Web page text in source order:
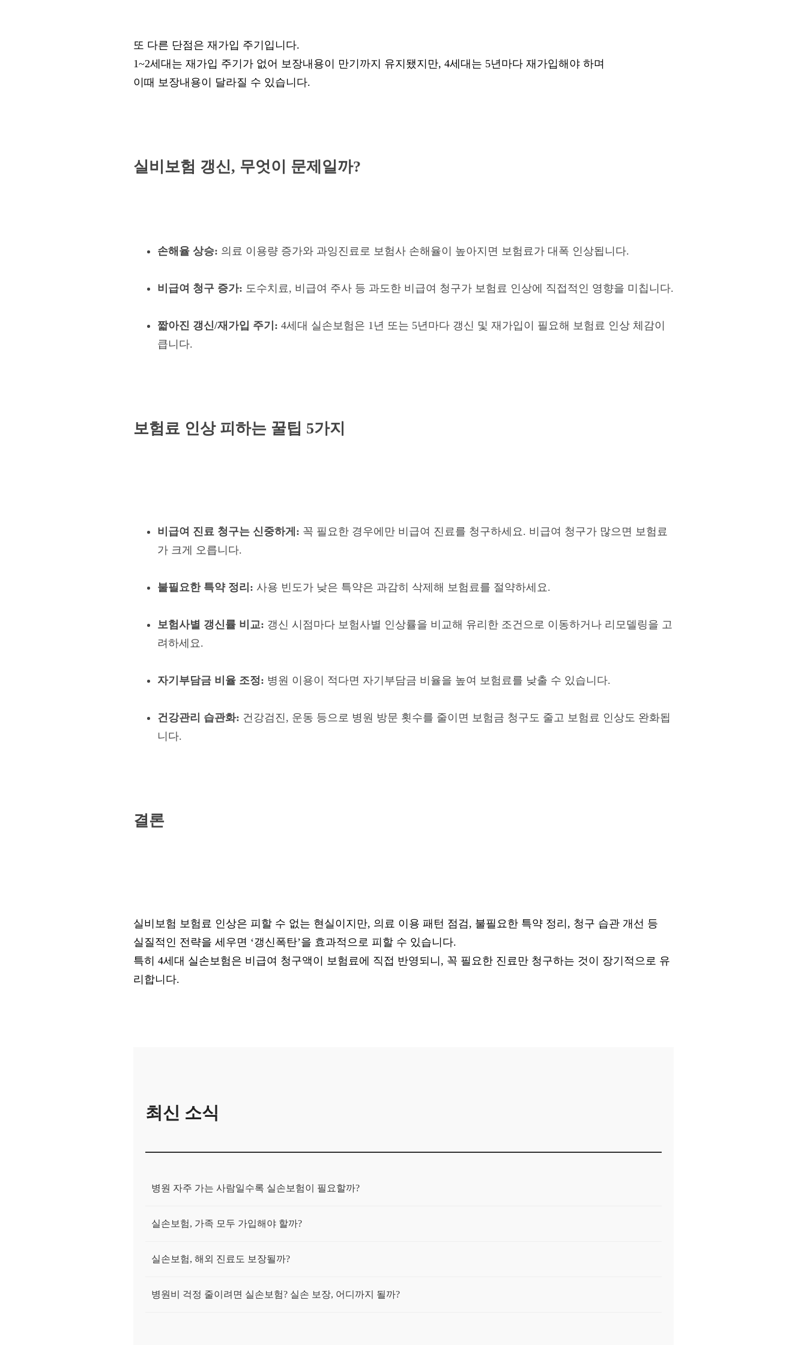
또 다른 단점은 재가입 주기 입니다.
1~2세대는 재가입 주기가 없어 보장내용이 만기까지 유지됐지만, 4세대는 5년마다 재가입해야 하며
이때 보장내용이 달라질 수 있습니다.
실비보험 갱신, 무엇이 문제일까?
손해율 상승: 의료 이용량 증가와 과잉진료로 보험사 손해율이 높아지면 보험료가 대폭 인상됩니다.
비급여 청구 증가: 도수치료, 비급여 주사 등 과도한 비급여 청구가 보험료 인상에 직접적인 영향을 미칩니다.
짧아진 갱신/재가입 주기: 4세대 실손보험은 1년 또는 5년마다 갱신 및 재가입이 필요해 보험료 인상 체감이
큽니다.
보험료 인상 피하는 꿀팁 5가지
비급여 진료 청구는 신중하게: 꼭 필요한 경우에만 비급여 진료를 청구하세요. 비급여 청구가 많으면 보험료
가 크게 오릅니다.
불필요한 특약 정리: 사용 빈도가 낮은 특약은 과감히 삭제해 보험료를 절약하세요.
보험사별 갱신률 비교: 갱신 시점마다 보험사별 인상률을 비교해 유리한 조건으로 이동하거나 리모델링을 고
려하세요.
자기부담금 비율 조정: 병원 이용이 적다면 자기부담금 비율을 높여 보험료를 낮출 수 있습니다.
건강관리 습관화: 건강검진, 운동 등으로 병원 방문 횟수를 줄이면 보험금 청구도 줄고 보험료 인상도 완화됩
니다.
결론
실비보험 보험료 인상은 피할 수 없는 현실이지만, 의료 이용 패턴 점검, 불필요한 특약 정리, 청구 습관 개선 등
실질적인 전략을 세우면 ‘갱신폭탄’을 효과적으로 피할 수 있습니다.
특히 4세대 실손보험은 비급여 청구액이 보험료에 직접 반영되니, 꼭 필요한 진료만 청구하는 것이 장기적으로 유
리합니다.
최신 소식
병원 자주 가는 사람일수록 실손보험이 필요할까?
실손보험, 가족 모두 가입해야 할까?
실손보험, 해외 진료도 보장될까?
병원비 걱정 줄이려면 실손보험? 실손 보장, 어디까지 될까?